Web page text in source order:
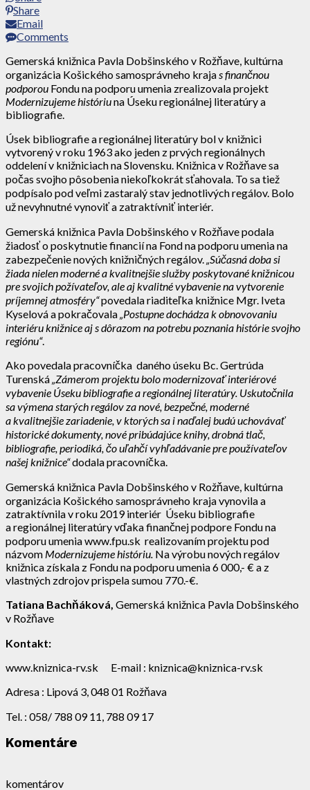
Share
Email
Comments
Gemerská knižnica Pavla Dobšinského v Rožňave, kultúrna
organizácia Košického samosprávneho kraja s finančnou
podporou Fondu na podporu umenia zrealizovala projekt
Modernizujeme históriuna Úseku regionálnej literatúry a
bibliografie.
Úsek bibliografie a regionálnej literatúry bol v knižnici
vytvorený v roku 1963 ako jeden z prvých regionálnych
oddelení v knižniciach na Slovensku. Knižnica v Rožňave sa
počas svojho pôsobenia niekoľkokrát sťahovala. To sa tiež
podpísalo pod veľmi zastaralý stav jednotlivých regálov. Bolo
už nevyhnutné vynoviť a zatraktívniť interiér.
Gemerská knižnica Pavla Dobšinského v Rožňave podala
žiadosť o poskytnutie financií na Fond na podporu umenia na
zabezpečenie nových knižničných regálov. „Súčasná doba si
žiada nielen moderné a kvalitnejšie služby poskytované knižnicou
pre svojich požívateľov, ale aj kvalitné vybavenie na vytvorenie
príjemnej atmosféry“povedala riaditeľka knižnice Mgr. Iveta
Kyselová a pokračovala „Postupne dochádza k obnovovaniu
interiéru knižnice aj s dôrazom na potrebu poznania histórie svojho
regiónu“.
Ako povedala pracovníčka daného úseku Bc. Gertrúda
Turenská „Zámerom projektu bolo modernizovať interiérové
vybavenie Úseku bibliografie a regionálnej literatúry. Uskutočnila
sa výmena starých regálov za nové, bezpečné, moderné
a kvalitnejšie zariadenie, v ktorých sa i naďalej budú uchovávať
historické dokumenty, nové pribúdajúce knihy, drobná tlač,
bibliografie, periodiká, čo uľahčí vyhľadávanie pre používateľov
našej knižnice“dodala pracovníčka.
Gemerská knižnica Pavla Dobšinského v Rožňave, kultúrna
organizácia Košického samosprávneho kraja vynovila a
zatraktívnila v roku 2019 interiér Úseku bibliografie
a regionálnej literatúry vďaka finančnej podpore Fondu na
podporu umenia www.fpu.sk realizovaním projektu pod
názvom Modernizujeme históriu. Na výrobu nových regálov
knižnica získala z Fondu na podporu umenia 6 000,- € a z
vlastných zdrojov prispela sumou 770.-€.
Tatiana Bachňáková, Gemerská knižnica Pavla Dobšinského
v Rožňave
Kontakt:
www.kniznica-rv.sk E-mail : kniznica@kniznica-rv.sk
Adresa : Lipová 3, 048 01 Rožňava
Tel. : 058/ 788 09 11, 788 09 17
Komentáre
komentárov